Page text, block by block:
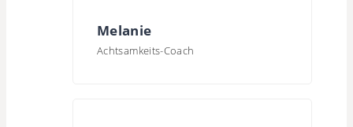
Melanie
Achtsamkeits-Coach